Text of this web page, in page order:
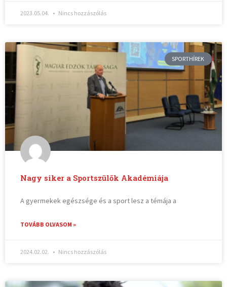
2023.05.04. Nincs hozzászólás
SPORTHÍREK
Nagy siker a Sportszülők Akadémiája
A gyermekek egészsége és a sport lesz a témája a
TOVÁBB OLVASOM »
2024.02.02. Nincs hozzászólás